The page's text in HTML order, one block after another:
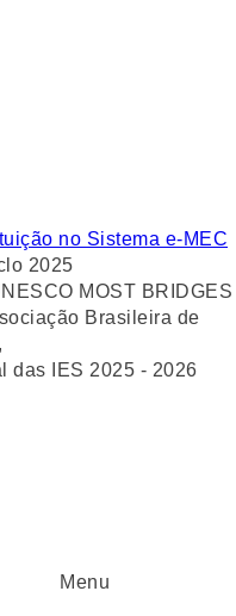
no Sistema e-MEC
Menu